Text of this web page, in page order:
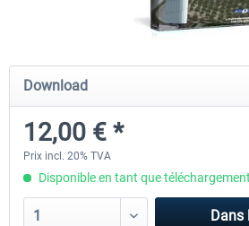
FSDG - Sharm El-Sheikh XP
15,60 € *
Download
12,00 € *
Prix incl. 20% TVA
Disponible en tant que
Dans